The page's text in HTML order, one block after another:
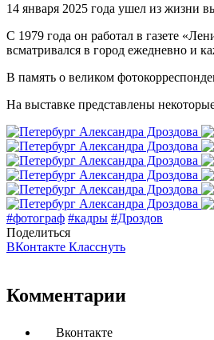
14 января 2025 года ушел из жизни
С 1979 года он работал в газете
всматривался в город ежедневно и
В память о великом
На выставке представлены
#фотограф #кадры #Дроздов
Поделиться
ВКонтакте Класснуть
Комментарии
Вконтакте